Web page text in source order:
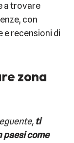
a trovare
con
e recensioni di
zona
ti
paesi come